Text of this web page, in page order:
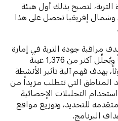
لتصبح بذلك أول هيئة
إفريقيا تحصل على هذا
في عام 2018، بهدف مراقبة جودة التربة في إمارة
أبوظبي. وهو يشمل 656 موقعاً ويُحلِّل أكثر من 1,376 عينة
وملوثاً، بهدف قهم آلية تأثير الأنشطة
المناطق التي تتطلب مزيداً من
التحليلات الإحصائية
للتحديد، وتوزيع مواقع
البرنامج.